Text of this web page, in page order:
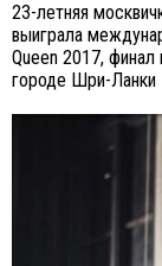
23-летняя
выиграла
Queen 2017,
городе Шри-Ланки